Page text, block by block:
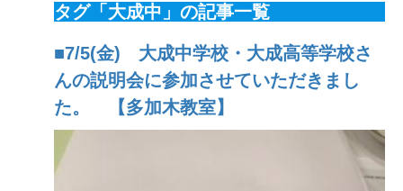
v
i
タグ「大成中」の記事一覧
■7/5(金) 大成中学校・大成高等学校さ
んの説明会に参加させていただきまし
た。 【多加木教室】